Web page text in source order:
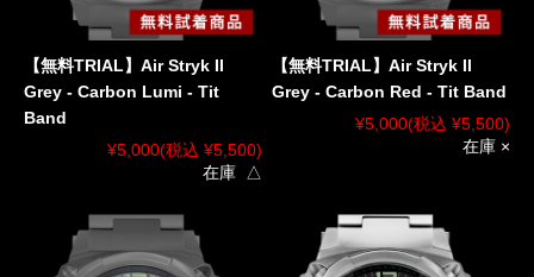
【無料TRIAL】Air Stryk II
Grey - Carbon Lumi - Tit
Band
¥5,000(税込 ¥5,500)
在庫 △
【無料TRIAL】Air Stryk II
Grey - Carbon Red - Tit Band
¥5,000(税込 ¥5,500)
在庫 ×